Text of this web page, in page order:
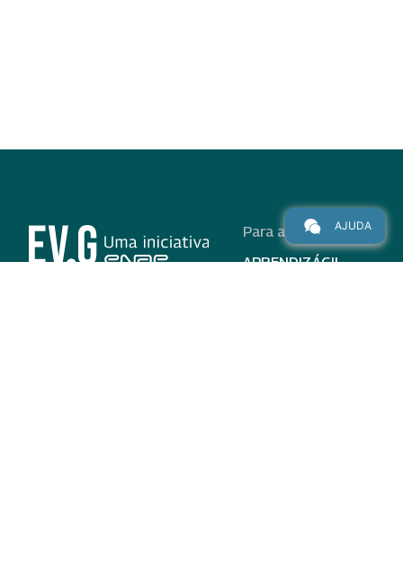
Para alunos
APRENDIZÁGIL
AJUDA